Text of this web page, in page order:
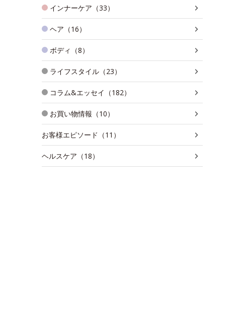
インナーケア（33）
ヘア（16）
ボディ（8）
ライフスタイル（23）
コラム&エッセイ（182）
お買い物情報（10）
お客様エピソード（11）
ヘルスケア（18）